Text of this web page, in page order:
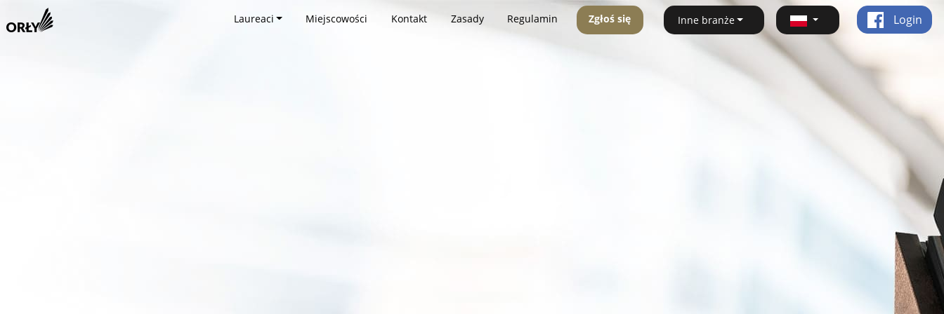
Laureaci Miejscowości Kontakt Zasady Regulamin Zgłoś się Inne branże Login